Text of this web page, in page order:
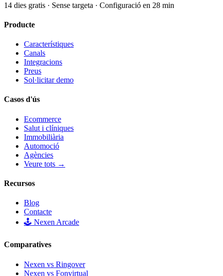
14 dies gratis · Sense targeta · Configuració en 28 min
Producte
Característiques
Canals
Integracions
Preus
Sol·licitar demo
Casos d'ús
Ecommerce
Salut i clíniques
Immobiliària
Automoció
Agències
Veure tots →
Recursos
Blog
Contacte
🕹️ Nexen Arcade
Comparatives
Nexen vs Ringover
Nexen vs Fonvirtual